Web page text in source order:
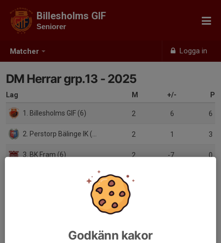
Matcher Logga in
Billesholms GIF
Seniorer
DM Herrar grp.13 - 2025
Lag M +/- P
1. Billesholms GIF (6) 2 6 6
2. Perstorp Bälinge IK (5) 2 1 3
3. BK Fram (6) 2 -7 0
Godkänn kakor